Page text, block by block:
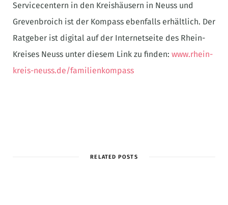
Servicecentern in den Kreishäusern in Neuss und
Grevenbroich ist der Kompass ebenfalls erhältlich. Der
Ratgeber ist digital auf der Internetseite des Rhein-
Kreises Neuss unter diesem Link zu finden: www.rhein-
kreis-neuss.de/familienkompass
RELATED POSTS